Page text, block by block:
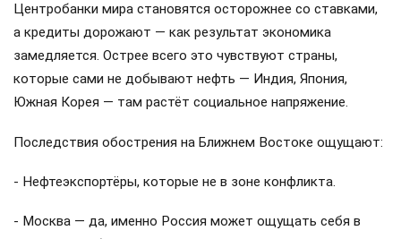
Центробанки мира становятся осторожнее со ставками,
а кредиты дорожают — как результат экономика
замедляется. Острее всего это чувствуют страны,
которые сами не добывают нефть — Индия, Япония,
Южная Корея — там растёт социальное напряжение.
Последствия обострения на Ближнем Востоке ощущают:
- Нефтеэкспортёры, которые не в зоне конфликта.
- Москва — да, именно Россия может ощущать себя в